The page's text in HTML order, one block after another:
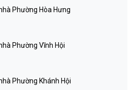
Phường Hòa Hưng
Phường Vĩnh Hội
Phường Khánh Hội